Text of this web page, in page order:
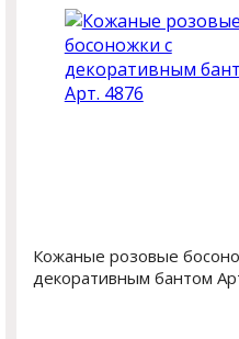
Кожаные розовые
декоративным бантом